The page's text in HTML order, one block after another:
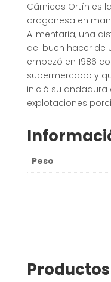
Cárnicas Ortín es
aragonesa en
Alimentaria, una
del buen hacer de
empezó en 1986
supermercado y
inició su andadura
explotaciones
Peso